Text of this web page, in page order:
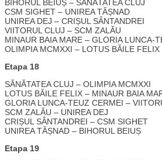
BIHORUL BEIUȘ – SĂNĂTATEA CLUJ
CSM SIGHET – UNIREA TĂȘNAD
UNIREA DEJ – CRIȘUL SÂNTANDREI
VIITORUL CLUJ – SCM ZALĂU
MINAUR BAIA MARE – GLORIA LUNCA-
OLIMPIA MCMXXI – LOTUS BĂILE FELIX
Etapa 18
SĂNĂTATEA CLUJ – OLIMPIA MCMXXI
LOTUS BĂILE FELIX – MINAUR BAIA
GLORIA LUNCA-TEUZ CERMEI –
SCM ZALĂU – UNIREA DEJ
CRIȘUL SÂNTANDREI – CSM SIGHET
UNIREA TĂȘNAD – BIHORUL BEIUȘ
Etapa 19